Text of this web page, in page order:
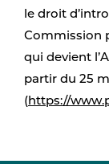
le droit
Commission
qui devient
partir du 25
(https://